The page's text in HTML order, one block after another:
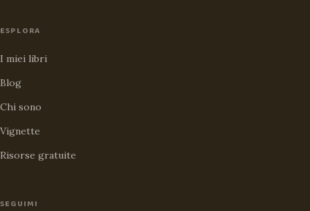
ESPLORA
I miei libri
Blog
Chi sono
Vignette
Risorse gratuite
SEGUIMI